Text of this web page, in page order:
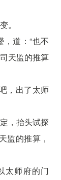
。
道：“也不
天监的推算
，出了太师
，抬头试探
监的推算，
太师府的门